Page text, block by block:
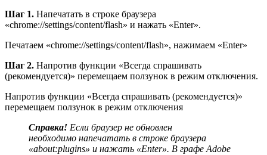
Шаг 1. Напечатать в строке браузера
«chrome://settings/content/flash» и нажать «Enter».
Печатаем «chrome://settings/content/flash», нажимаем «Enter»
Шаг 2. Напротив функции «Всегда спрашивать
(рекомендуется)» перемещаем ползунок в режим отключения.
Напротив функции «Всегда спрашивать (рекомендуется)»
перемещаем ползунок в режим отключения
Справка! Если браузер не обновлен
необходимо напечатать в строке браузера
«about:plugins» и нажать «Enter». В графе Adobe